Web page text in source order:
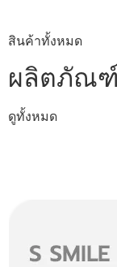
สินค้าทั้งหมด
ผลิตภัณฑ์
ดูทั้งหมด